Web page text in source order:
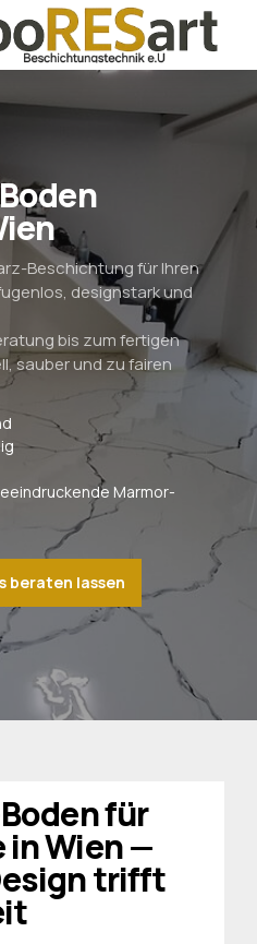
Beschichtung für Ihren
designstark und
bis zum fertigen
sauber und zu fairen
Marmor-
beraten lassen
für
in Wien —
trifft